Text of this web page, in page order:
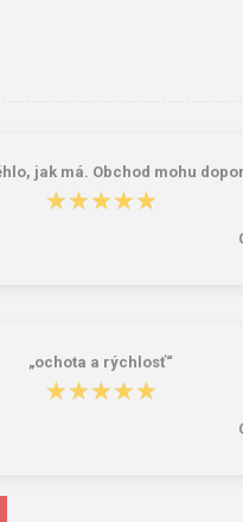
jak má. Obchod mohu
★★★★★
★★★★★
„ochota a rýchlosť“
★★★★★
★★★★★